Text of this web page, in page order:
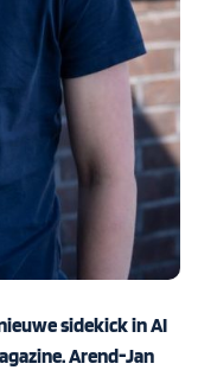
sidekick in AI
Arend-Jan